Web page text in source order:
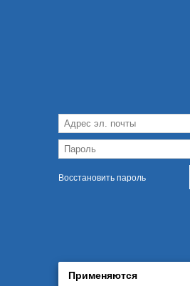
Восстановить пароль
Применяются